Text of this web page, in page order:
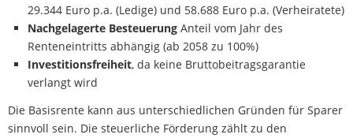
29.344 Euro p.a. (Ledige) und 58.688 Euro p.a. (Verheiratete)
Nachgelagerte Besteuerung Anteil vom Jahr des
Renteneintritts abhängig (ab 2058 zu 100%)
Investitionsfreiheit, da keine Bruttobeitragsgarantie
verlangt wird
Die Basisrente kann aus unterschiedlichen Gründen für Sparer
sinnvoll sein. Die steuerliche Förderung zählt zu den